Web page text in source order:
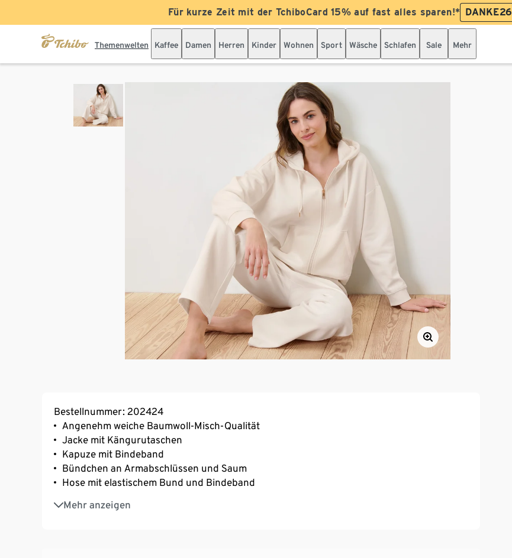
Für kurze Zeit mit der TchiboCard 15% auf fast alles sparen!* DANKE26
Themenwelten Kaffee Damen Herren Kinder Wohnen Sport Wäsche Schlafen Sale Mehr
Bestellnummer: 202424
Angenehm weiche Baumwoll-Misch-Qualität
Jacke mit Kängurutaschen
Kapuze mit Bindeband
Bündchen an Armabschlüssen und Saum
Hose mit elastischem Bund und Bindeband
Mehr anzeigen
2 Eingrifftaschen